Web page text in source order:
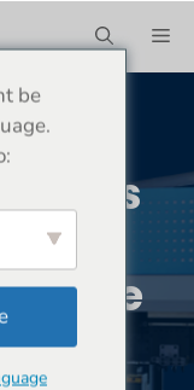
Guide
be